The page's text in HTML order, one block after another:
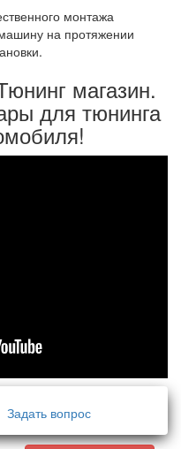
монтажа
на протяжении
магазин.
для тюнинга
Задать вопрос